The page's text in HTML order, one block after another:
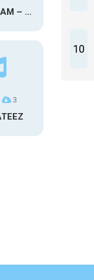
MAXO KREAM – 6 MONTHS CLEAN
3
10